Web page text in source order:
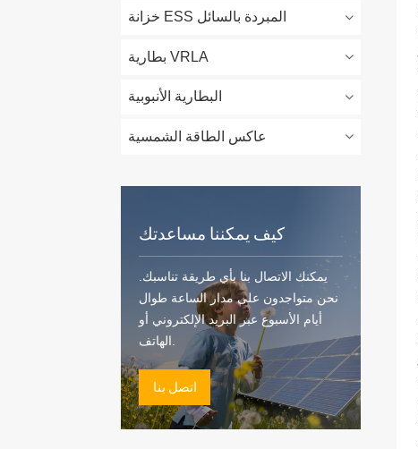
خزانة ESS المبردة بالسائل
بطارية VRLA
البطارية الأنبوبية
عاكس الطاقة الشمسية
كيف يمكننا مساعدتك
يمكنك الاتصال بنا بأي طريقة تناسبك.
نحن متواجدون على مدار الساعة طوال
أيام الأسبوع عبر البريد الإلكتروني أو
اتصل بنا